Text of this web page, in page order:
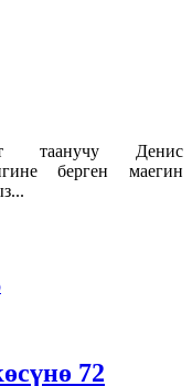
таанучу Денис
берген маегин
72